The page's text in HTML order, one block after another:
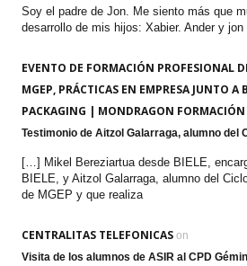
Soy el padre de Jon. Me siento más que
desarrollo de mis hijos: Xabier. Ander y
EVENTO DE FORMACIÓN PROFESIONAL
MGEP, PRÁCTICAS EN EMPRESA JUNTO A
PACKAGING | MONDRAGON
Testimonio de Aitzol Galarraga, alumno del
[…] Mikel Bereziartua desde BIELE,
BIELE, y Aitzol Galarraga, alumno del
de MGEP y que realiza
CENTRALITAS TELEFONICAS on
Visita de los alumnos de ASIR al CPD